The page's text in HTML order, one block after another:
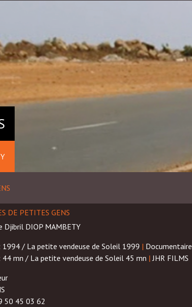
DE PETITES GENS
Djibril DIOP MAMBETY
1994 / La petite vendeuse de Soleil 1999 | Documentaire
44 mn / La petite vendeuse de Soleil 45 mn |JHR FILMS
50 45 03 62